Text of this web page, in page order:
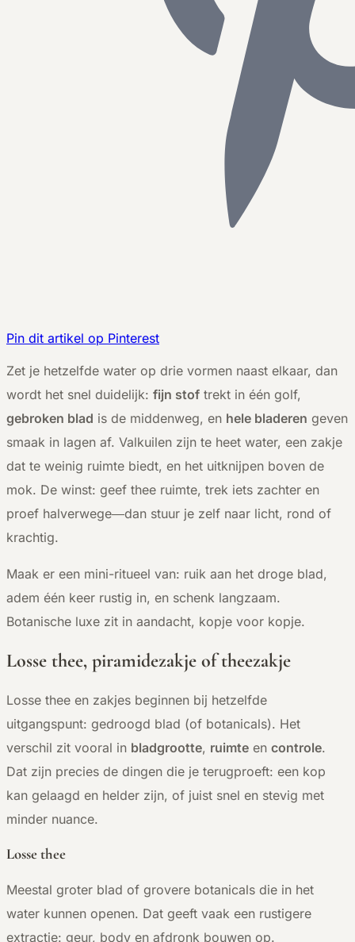
Pin dit artikel op Pinterest
Zet je hetzelfde water op drie vormen naast elkaar, dan
wordt het snel duidelijk: fijn stof trekt in één golf,
gebroken blad is de middenweg, en hele bladeren geven
smaak in lagen af. Valkuilen zijn te heet water, een zakje
dat te weinig ruimte biedt, en het uitknijpen boven de
mok. De winst: geef thee ruimte, trek iets zachter en
proef halverwege—dan stuur je zelf naar licht, rond of
krachtig.
Maak er een mini-ritueel van: ruik aan het droge blad,
adem één keer rustig in, en schenk langzaam.
Botanische luxe zit in aandacht, kopje voor kopje.
Losse thee, piramidezakje of theezakje
Losse thee en zakjes beginnen bij hetzelfde
uitgangspunt: gedroogd blad (of botanicals). Het
verschil zit vooral in bladgrootte, ruimte en controle.
Dat zijn precies de dingen die je terugproeft: een kop
kan gelaagd en helder zijn, of juist snel en stevig met
minder nuance.
Losse thee
Meestal groter blad of grovere botanicals die in het
water kunnen openen. Dat geeft vaak een rustigere
extractie: geur, body en afdronk bouwen op.